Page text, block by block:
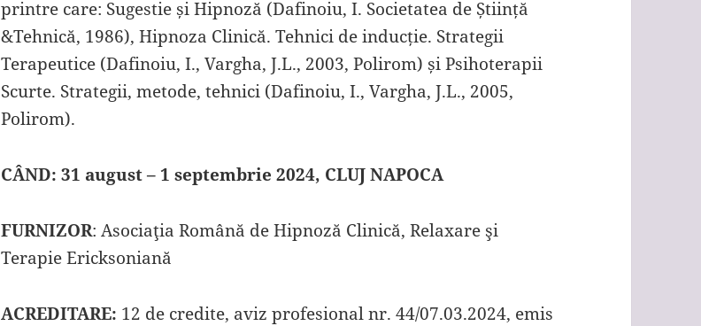
printre care: Sugestie și Hipnoză (Dafinoiu, I. Societatea de Știință
&Tehnică, 1986), Hipnoza Clinică. Tehnici de inducție. Strategii
Terapeutice (Dafinoiu, I., Vargha, J.L., 2003, Polirom) și Psihoterapii
Scurte. Strategii, metode, tehnici (Dafinoiu, I., Vargha, J.L., 2005,
Polirom).
CÂND: 31 august – 1 septembrie 2024, CLUJ NAPOCA
FURNIZOR: Asociaţia Română de Hipnoză Clinică, Relaxare şi
Terapie Ericksoniană
ACREDITARE: 12 de credite, aviz profesional nr. 44/07.03.2024, emis